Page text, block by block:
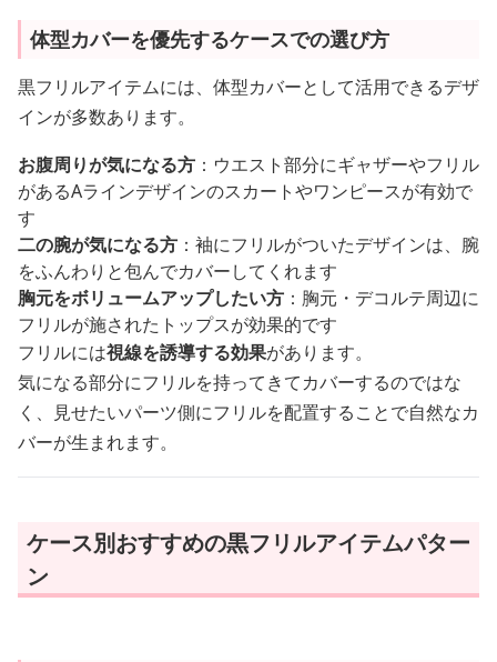
体型カバーを優先するケースでの選び方
黒フリルアイテムには、体型カバーとして活用できるデザ
インが多数あります。
お腹周りが気になる方 ：ウエスト部分にギャザーやフリル
があるAラインデザインのスカートやワンピースが有効で
す
二の腕が気になる方 ：袖にフリルがついたデザインは、腕
をふんわりと包んでカバーしてくれます
胸元をボリュームアップしたい方 ：胸元・デコルテ周辺に
フリルが施されたトップスが効果的です
フリルには視線を誘導する効果があります。
気になる部分にフリルを持ってきてカバーするのではな
く、見せたいパーツ側にフリルを配置することで自然なカ
バーが生まれます。
ケース別おすすめの黒フリルアイテムパター
ン